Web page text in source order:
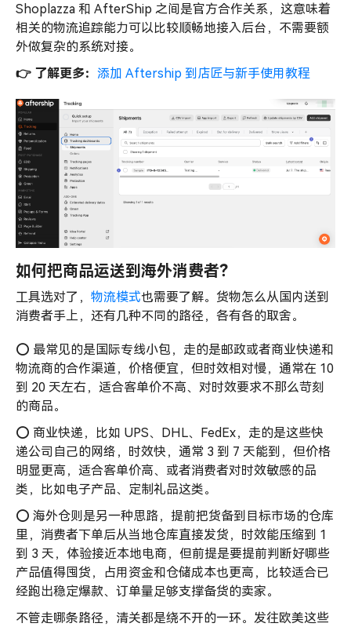
Shoplazza 和 AfterShip 之间是官方合作关系，这意味着
相关的物流追踪能力可以比较顺畅地接入后台，不需要额
外做复杂的系统对接。
👉 了解更多： 添加 Aftership 到店匠与新手使用教程
如何把商品运送到海外消费者？
工具选对了， 物流模式也需要了解。货物怎么从国内送到
消费者手上，还有几种不同的路径，各有各的取舍。
⭕️ 最常见的是国际专线小包，走的是邮政或者商业快递和
物流商的合作渠道，价格便宜，但时效相对慢，通常在 10
到 20 天左右，适合客单价不高、对时效要求不那么苛刻
的商品。
⭕️ 商业快递，比如 UPS、DHL、FedEx，走的是这些快
递公司自己的网络，时效快，通常 3 到 7 天能到，但价格
明显更高，适合客单价高、或者消费者对时效敏感的品
类，比如电子产品、定制礼品这类。
⭕️ 海外仓则是另一种思路，提前把货备到目标市场的仓库
里，消费者下单后从当地仓库直接发货，时效能压缩到 1
到 3 天，体验接近本地电商，但前提是要提前判断好哪些
产品值得囤货，占用资金和仓储成本也更高，比较适合已
经跑出稳定爆款、订单量足够支撑备货的卖家。
不管走哪条路径，清关都是绕不开的一环。发往欧美这些